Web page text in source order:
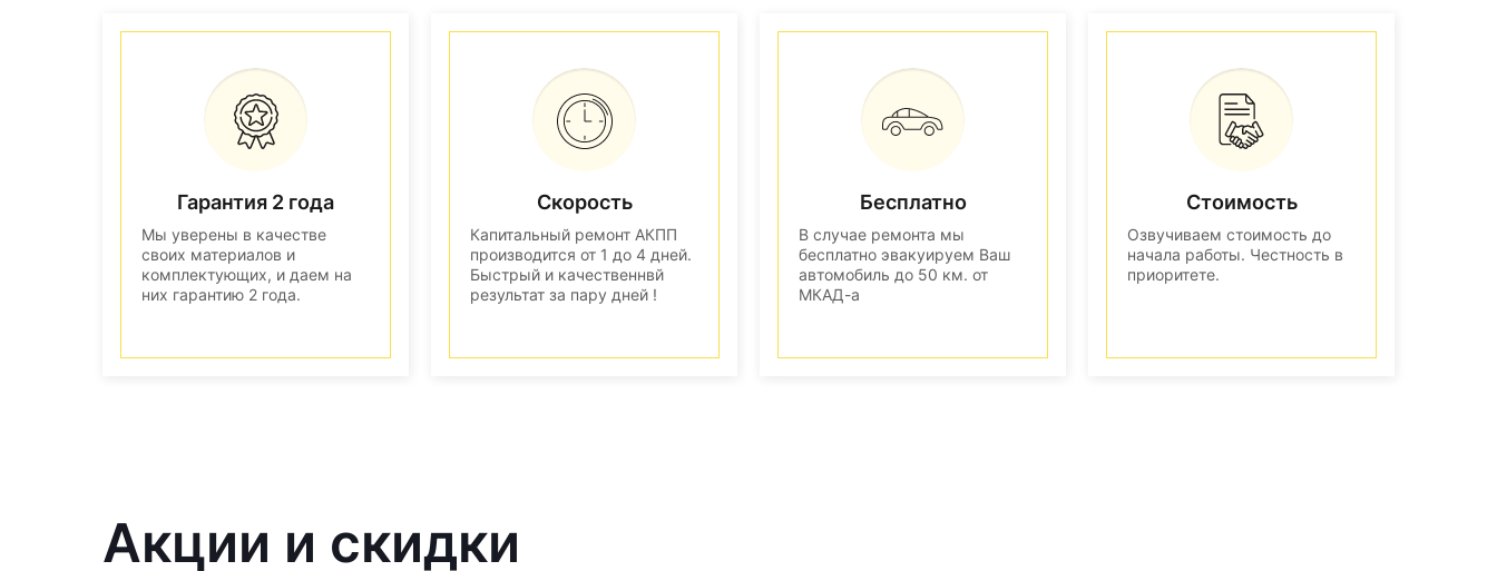
Гарантия 2 года
Мы уверены в качестве
своих материалов и
комплектующих, и даем на
них гарантию 2 года.
Скорость
Капитальный ремонт АКПП
производится от 1 до 4 дней.
Быстрый и качественнвй
результат за пару дней !
Бесплатно
В случае ремонта мы
бесплатно эвакуируем Ваш
автомобиль до 50 км. от
МКАД-а
Стоимость
Озвучиваем стоимость до
начала работы. Честность в
приоритете.
Акции и скидки